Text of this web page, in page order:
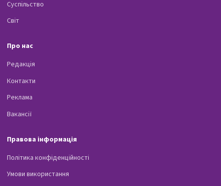
Суспільство
Світ
Про нас
Редакція
Контакти
Реклама
Вакансії
Правова інформація
Політика конфіденційності
Умови використання